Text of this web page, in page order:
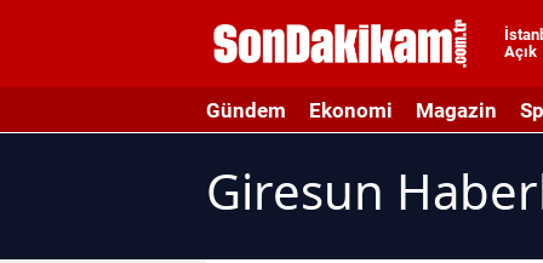
Açık
Gündem Ekonomi Magazin
Giresun